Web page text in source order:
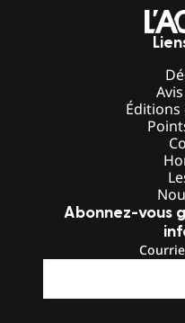
Abonnez-vous